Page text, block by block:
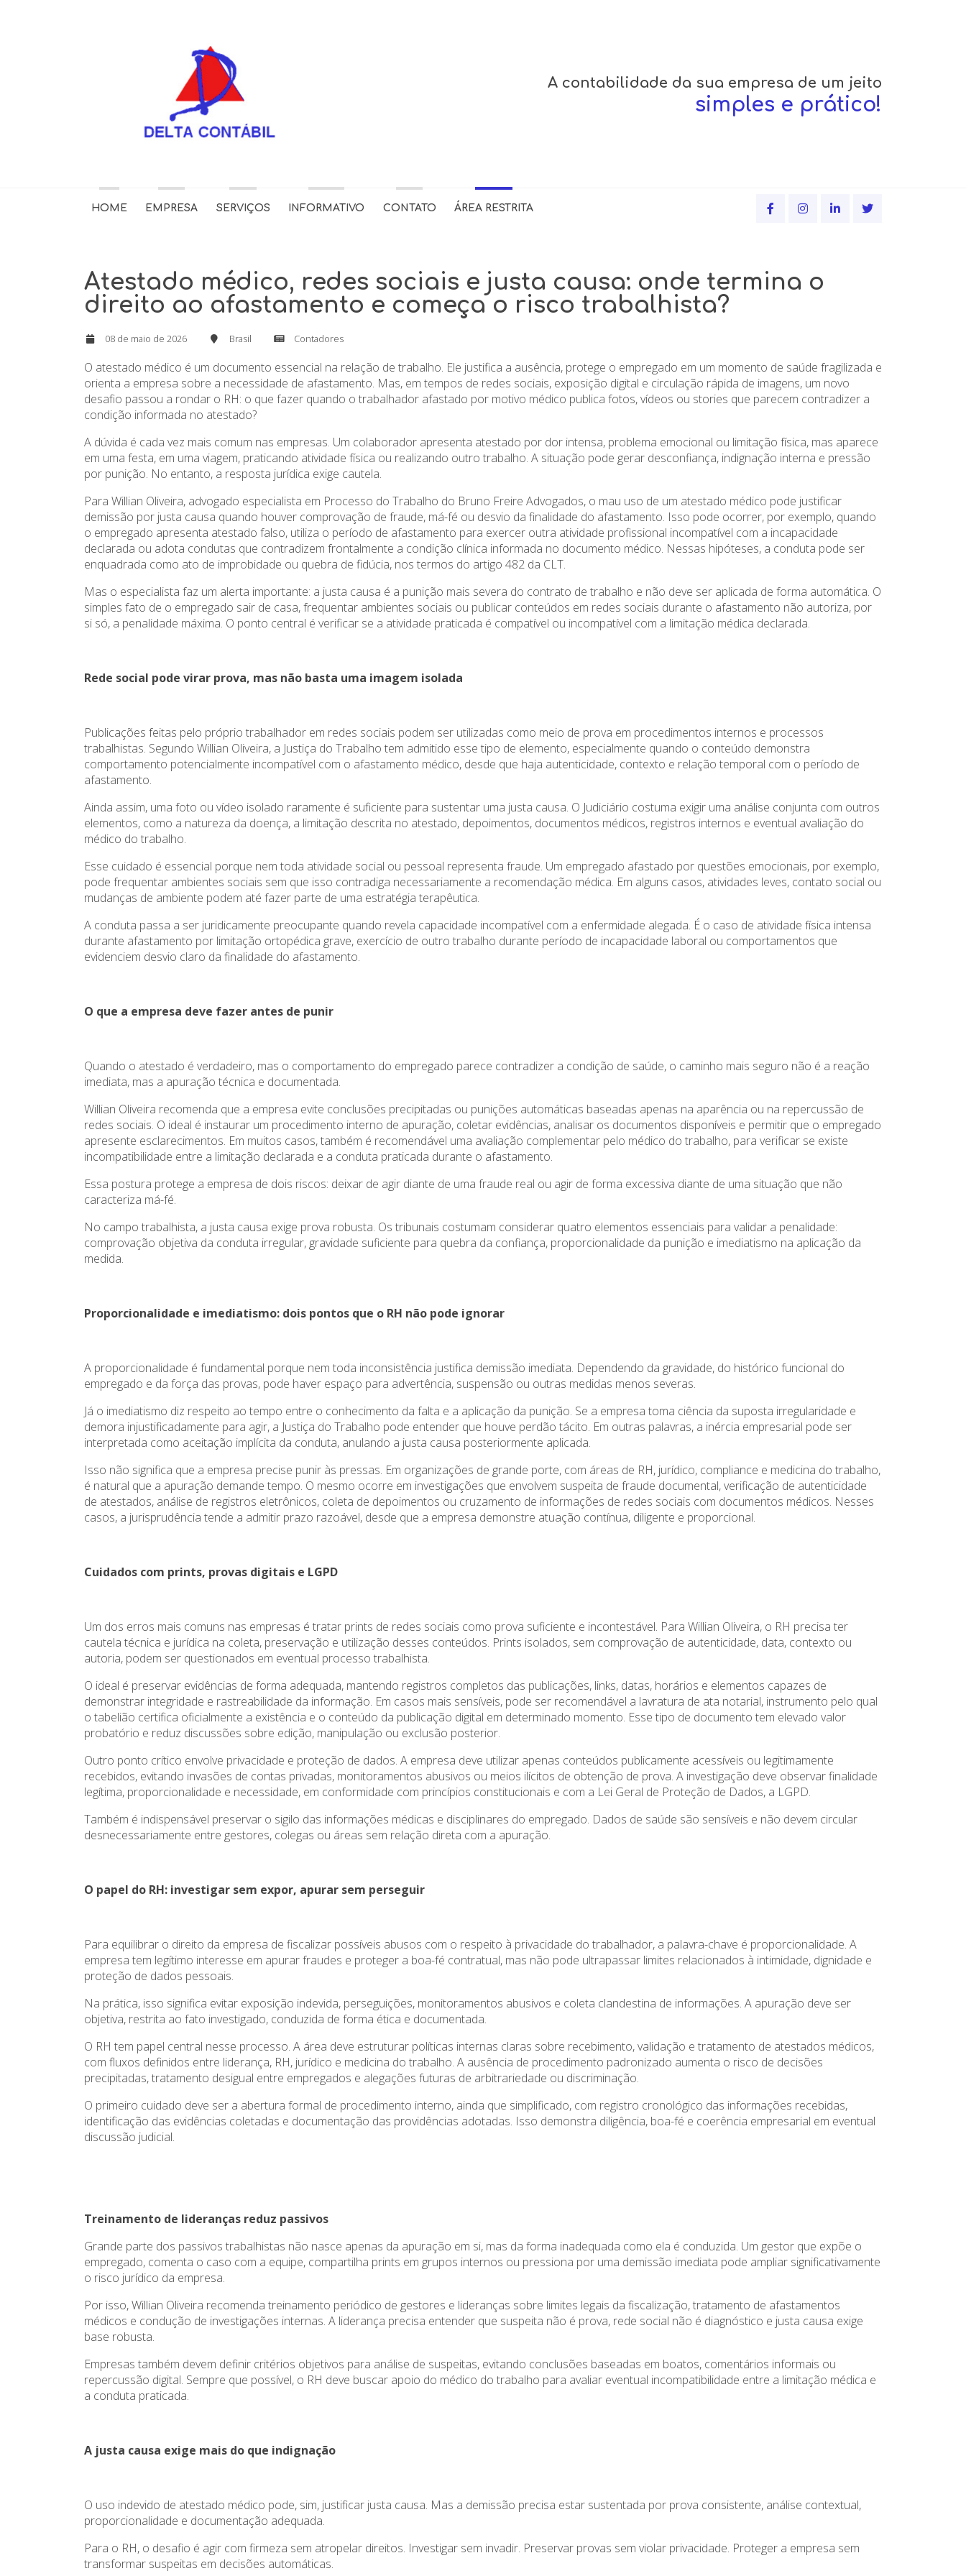
A contabilidade da sua empresa de um jeito
simples e prático!
HOME EMPRESA SERVIÇOS INFORMATIVO CONTATO ÁREA RESTRITA
Atestado médico, redes sociais e justa causa: onde termina o
direito ao afastamento e começa o risco trabalhista?
08 de maio de 2026 Brasil Contadores
O atestado médico é um documento essencial na relação de trabalho. Ele justifica a ausência, protege o empregado em um momento de saúde fragilizada e
orienta a empresa sobre a necessidade de afastamento. Mas, em tempos de redes sociais, exposição digital e circulação rápida de imagens, um novo
desafio passou a rondar o RH: o que fazer quando o trabalhador afastado por motivo médico publica fotos, vídeos ou stories que parecem contradizer a
condição informada no atestado?
A dúvida é cada vez mais comum nas empresas. Um colaborador apresenta atestado por dor intensa, problema emocional ou limitação física, mas aparece
em uma festa, em uma viagem, praticando atividade física ou realizando outro trabalho. A situação pode gerar desconfiança, indignação interna e pressão
por punição. No entanto, a resposta jurídica exige cautela.
Para Willian Oliveira, advogado especialista em Processo do Trabalho do Bruno Freire Advogados, o mau uso de um atestado médico pode justificar
demissão por justa causa quando houver comprovação de fraude, má-fé ou desvio da finalidade do afastamento. Isso pode ocorrer, por exemplo, quando
o empregado apresenta atestado falso, utiliza o período de afastamento para exercer outra atividade profissional incompatível com a incapacidade
declarada ou adota condutas que contradizem frontalmente a condição clínica informada no documento médico. Nessas hipóteses, a conduta pode ser
enquadrada como ato de improbidade ou quebra de fidúcia, nos termos do artigo 482 da CLT.
Mas o especialista faz um alerta importante: a justa causa é a punição mais severa do contrato de trabalho e não deve ser aplicada de forma automática. O
simples fato de o empregado sair de casa, frequentar ambientes sociais ou publicar conteúdos em redes sociais durante o afastamento não autoriza, por
si só, a penalidade máxima. O ponto central é verificar se a atividade praticada é compatível ou incompatível com a limitação médica declarada.
Rede social pode virar prova, mas não basta uma imagem isolada
Publicações feitas pelo próprio trabalhador em redes sociais podem ser utilizadas como meio de prova em procedimentos internos e processos
trabalhistas. Segundo Willian Oliveira, a Justiça do Trabalho tem admitido esse tipo de elemento, especialmente quando o conteúdo demonstra
comportamento potencialmente incompatível com o afastamento médico, desde que haja autenticidade, contexto e relação temporal com o período de
afastamento.
Ainda assim, uma foto ou vídeo isolado raramente é suficiente para sustentar uma justa causa. O Judiciário costuma exigir uma análise conjunta com outros
elementos, como a natureza da doença, a limitação descrita no atestado, depoimentos, documentos médicos, registros internos e eventual avaliação do
médico do trabalho.
Esse cuidado é essencial porque nem toda atividade social ou pessoal representa fraude. Um empregado afastado por questões emocionais, por exemplo,
pode frequentar ambientes sociais sem que isso contradiga necessariamente a recomendação médica. Em alguns casos, atividades leves, contato social ou
mudanças de ambiente podem até fazer parte de uma estratégia terapêutica.
A conduta passa a ser juridicamente preocupante quando revela capacidade incompatível com a enfermidade alegada. É o caso de atividade física intensa
durante afastamento por limitação ortopédica grave, exercício de outro trabalho durante período de incapacidade laboral ou comportamentos que
evidenciem desvio claro da finalidade do afastamento.
O que a empresa deve fazer antes de punir
Quando o atestado é verdadeiro, mas o comportamento do empregado parece contradizer a condição de saúde, o caminho mais seguro não é a reação
imediata, mas a apuração técnica e documentada.
Willian Oliveira recomenda que a empresa evite conclusões precipitadas ou punições automáticas baseadas apenas na aparência ou na repercussão de
redes sociais. O ideal é instaurar um procedimento interno de apuração, coletar evidências, analisar os documentos disponíveis e permitir que o empregado
apresente esclarecimentos. Em muitos casos, também é recomendável uma avaliação complementar pelo médico do trabalho, para verificar se existe
incompatibilidade entre a limitação declarada e a conduta praticada durante o afastamento.
Essa postura protege a empresa de dois riscos: deixar de agir diante de uma fraude real ou agir de forma excessiva diante de uma situação que não
caracteriza má-fé.
No campo trabalhista, a justa causa exige prova robusta. Os tribunais costumam considerar quatro elementos essenciais para validar a penalidade:
comprovação objetiva da conduta irregular, gravidade suficiente para quebra da confiança, proporcionalidade da punição e imediatismo na aplicação da
medida.
Proporcionalidade e imediatismo: dois pontos que o RH não pode ignorar
A proporcionalidade é fundamental porque nem toda inconsistência justifica demissão imediata. Dependendo da gravidade, do histórico funcional do
empregado e da força das provas, pode haver espaço para advertência, suspensão ou outras medidas menos severas.
Já o imediatismo diz respeito ao tempo entre o conhecimento da falta e a aplicação da punição. Se a empresa toma ciência da suposta irregularidade e
demora injustificadamente para agir, a Justiça do Trabalho pode entender que houve perdão tácito. Em outras palavras, a inércia empresarial pode ser
interpretada como aceitação implícita da conduta, anulando a justa causa posteriormente aplicada.
Isso não significa que a empresa precise punir às pressas. Em organizações de grande porte, com áreas de RH, jurídico, compliance e medicina do trabalho,
é natural que a apuração demande tempo. O mesmo ocorre em investigações que envolvem suspeita de fraude documental, verificação de autenticidade
de atestados, análise de registros eletrônicos, coleta de depoimentos ou cruzamento de informações de redes sociais com documentos médicos. Nesses
casos, a jurisprudência tende a admitir prazo razoável, desde que a empresa demonstre atuação contínua, diligente e proporcional.
Cuidados com prints, provas digitais e LGPD
Um dos erros mais comuns nas empresas é tratar prints de redes sociais como prova suficiente e incontestável. Para Willian Oliveira, o RH precisa ter
cautela técnica e jurídica na coleta, preservação e utilização desses conteúdos. Prints isolados, sem comprovação de autenticidade, data, contexto ou
autoria, podem ser questionados em eventual processo trabalhista.
O ideal é preservar evidências de forma adequada, mantendo registros completos das publicações, links, datas, horários e elementos capazes de
demonstrar integridade e rastreabilidade da informação. Em casos mais sensíveis, pode ser recomendável a lavratura de ata notarial, instrumento pelo qual
o tabelião certifica oficialmente a existência e o conteúdo da publicação digital em determinado momento. Esse tipo de documento tem elevado valor
probatório e reduz discussões sobre edição, manipulação ou exclusão posterior.
Outro ponto crítico envolve privacidade e proteção de dados. A empresa deve utilizar apenas conteúdos publicamente acessíveis ou legitimamente
recebidos, evitando invasões de contas privadas, monitoramentos abusivos ou meios ilícitos de obtenção de prova. A investigação deve observar finalidade
legítima, proporcionalidade e necessidade, em conformidade com princípios constitucionais e com a Lei Geral de Proteção de Dados, a LGPD.
Também é indispensável preservar o sigilo das informações médicas e disciplinares do empregado. Dados de saúde são sensíveis e não devem circular
desnecessariamente entre gestores, colegas ou áreas sem relação direta com a apuração.
O papel do RH: investigar sem expor, apurar sem perseguir
Para equilibrar o direito da empresa de fiscalizar possíveis abusos com o respeito à privacidade do trabalhador, a palavra-chave é proporcionalidade. A
empresa tem legítimo interesse em apurar fraudes e proteger a boa-fé contratual, mas não pode ultrapassar limites relacionados à intimidade, dignidade e
proteção de dados pessoais.
Na prática, isso significa evitar exposição indevida, perseguições, monitoramentos abusivos e coleta clandestina de informações. A apuração deve ser
objetiva, restrita ao fato investigado, conduzida de forma ética e documentada.
O RH tem papel central nesse processo. A área deve estruturar políticas internas claras sobre recebimento, validação e tratamento de atestados médicos,
com fluxos definidos entre liderança, RH, jurídico e medicina do trabalho. A ausência de procedimento padronizado aumenta o risco de decisões
precipitadas, tratamento desigual entre empregados e alegações futuras de arbitrariedade ou discriminação.
O primeiro cuidado deve ser a abertura formal de procedimento interno, ainda que simplificado, com registro cronológico das informações recebidas,
identificação das evidências coletadas e documentação das providências adotadas. Isso demonstra diligência, boa-fé e coerência empresarial em eventual
discussão judicial.
Treinamento de lideranças reduz passivos
Grande parte dos passivos trabalhistas não nasce apenas da apuração em si, mas da forma inadequada como ela é conduzida. Um gestor que expõe o
empregado, comenta o caso com a equipe, compartilha prints em grupos internos ou pressiona por uma demissão imediata pode ampliar significativamente
o risco jurídico da empresa.
Por isso, Willian Oliveira recomenda treinamento periódico de gestores e lideranças sobre limites legais da fiscalização, tratamento de afastamentos
médicos e condução de investigações internas. A liderança precisa entender que suspeita não é prova, rede social não é diagnóstico e justa causa exige
base robusta.
Empresas também devem definir critérios objetivos para análise de suspeitas, evitando conclusões baseadas em boatos, comentários informais ou
repercussão digital. Sempre que possível, o RH deve buscar apoio do médico do trabalho para avaliar eventual incompatibilidade entre a limitação médica e
a conduta praticada.
A justa causa exige mais do que indignação
O uso indevido de atestado médico pode, sim, justificar justa causa. Mas a demissão precisa estar sustentada por prova consistente, análise contextual,
proporcionalidade e documentação adequada.
Para o RH, o desafio é agir com firmeza sem atropelar direitos. Investigar sem invadir. Preservar provas sem violar privacidade. Proteger a empresa sem
transformar suspeitas em decisões automáticas.